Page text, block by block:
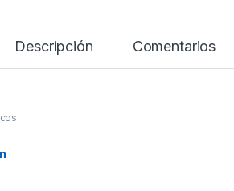
Descripción Comentarios